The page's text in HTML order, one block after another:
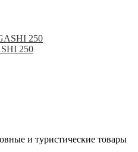
250
и туристические товары